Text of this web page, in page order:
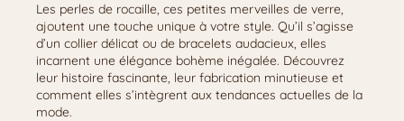
Les perles de rocaille, ces petites merveilles de verre,
ajoutent une touche unique à votre style. Qu’il s’agisse
d’un collier délicat ou de bracelets audacieux, elles
incarnent une élégance bohème inégalée. Découvrez
leur histoire fascinante, leur fabrication minutieuse et
comment elles s’intègrent aux tendances actuelles de la
mode.